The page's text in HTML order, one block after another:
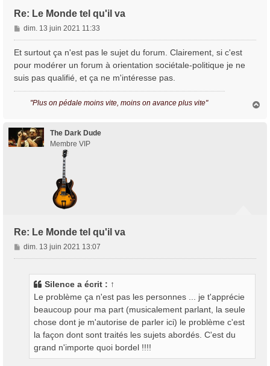
Re: Le Monde tel qu'il va
M
e
s
a
g
e
dim. 13 juin 2021 11:33
Et surtout ça n'est pas le sujet du forum. Clairement, si c'est
pour modérer un forum à orientation sociétale-politique je ne
suis pas qualifié, et ça ne m'intéresse pas.
"Plus on pédale moins vite, moins on avance plus vite"
The Dark Dude
Membre VIP
Re: Le Monde tel qu'il va
M
e
dim. 13 juin 2021 13:07
Silence a écrit : ↑
Le problème ça n'est pas les personnes ... je t'apprécie
beaucoup pour ma part (musicalement parlant, la seule
chose dont je m'autorise de parler ici) le problème c'est
la façon dont sont traités les sujets abordés. C'est du
grand n'importe quoi bordel !!!!